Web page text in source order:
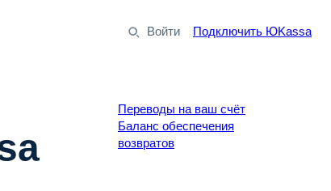
Войти Подключить ЮKassa
Переводы на ваш счёт
Баланс обеспечения
возвратов